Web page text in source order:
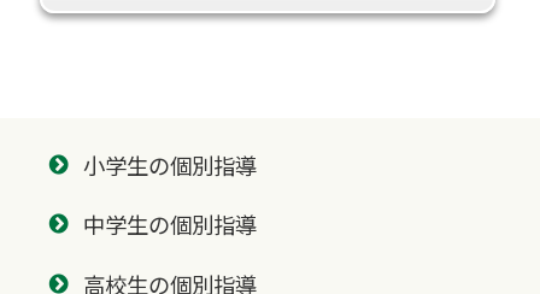
小学生の個別指導
中学生の個別指導
高校生の個別指導